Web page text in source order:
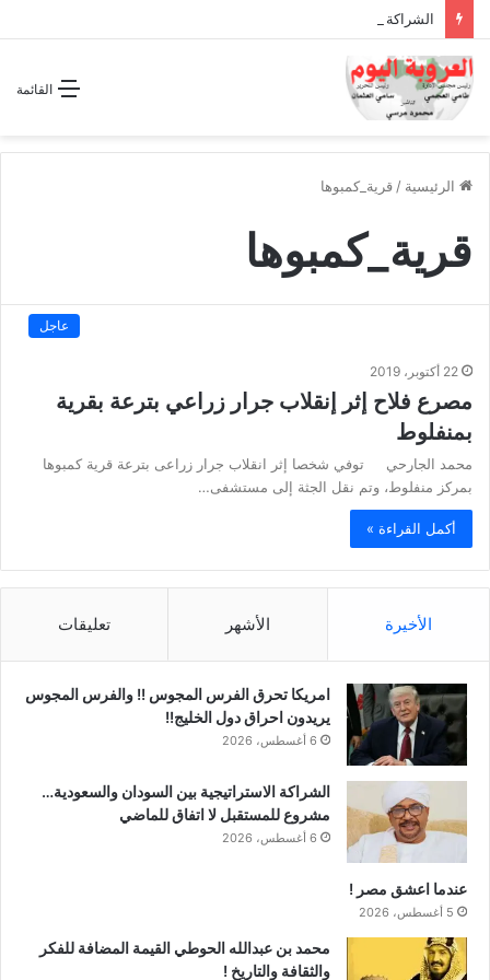
القائمة
الرئيسية / قرية_كمبوها
قرية_كمبوها
عاجل
22 أكتوبر، 2019
مصرع فلاح إثر إنقلاب جرار زراعي بترعة بقرية
بمنفلوط
محمد الجارحي توفي شخصا إثر انقلاب جرار زراعى بترعة قرية كمبوها
بمركز منفلوط، وتم نقل الجثة إلى مستشفى…
أكمل القراءة »
الأخيرة الأشهر تعليقات
امريكا تحرق الفرس المجوس !! والفرس المجوس
يريدون احراق دول الخليج!!
6 أغسطس، 2026
الشراكة الاستراتيجية بين السودان والسعودية…
مشروع للمستقبل لا اتفاق للماضي
6 أغسطس، 2026
عندما اعشق مصر !
5 أغسطس، 2026
محمد بن عبدالله الحوطي القيمة المضافة للفكر
والثقافة والتاريخ !